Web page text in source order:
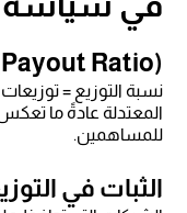
(Payout Ratio) نسبة التوزيع
المعتدلة عادةً ما تعكس
للمساهمين.
الثبات في